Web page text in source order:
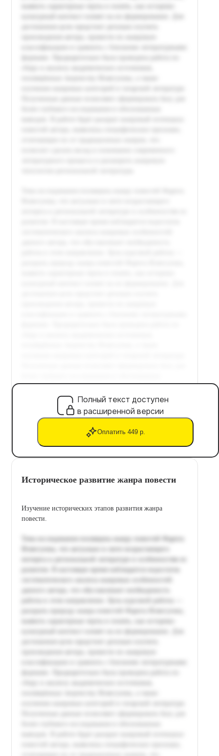
Полный текст доступен
в расширенной версии
Оплатить 449 р.
Историческое развитие жанра повести
Изучение исторических этапов развития жанра
повести.